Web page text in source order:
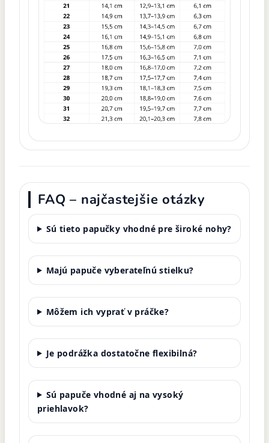
FAQ – najčastejšie otázky
Sú tieto papučky vhodné pre široké nohy?
Majú papuče vyberateľnú stielku?
Môžem ich vyprať v práčke?
Je podrážka dostatočne flexibilná?
Sú papuče vhodné aj na vysoký
priehlavok?